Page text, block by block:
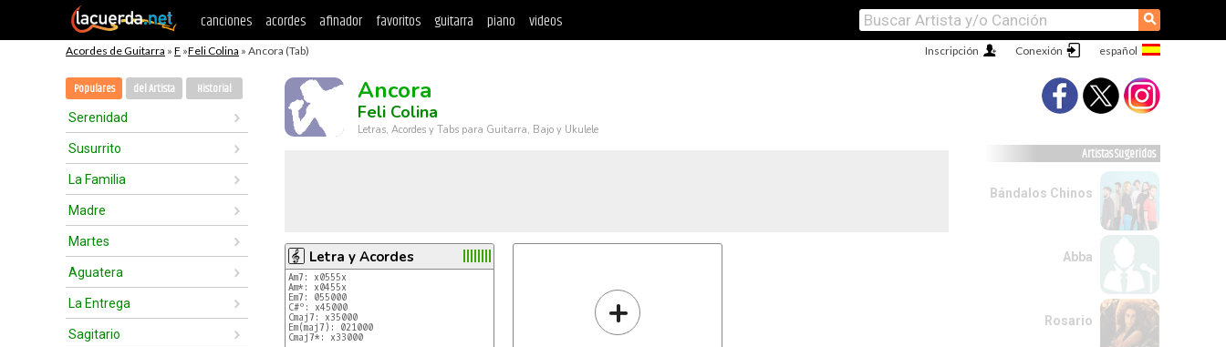
canciones acordes afinador favoritos guitarra piano videos ⚲
Acordes de Guitarra » F »Feli Colina » Ancora (Tab) Conexión
Inscripción
Populares del Artista Historial
Serenidad
Susurrito
La Familia
Madre
Martes
Aguatera
La Entrega
Sagitario
Ancora
Feli Colina
Letras, Acordes y Tabs para Guitarra, Bajo y Ukulele
Letra y Acordes
Am7: x0555x
Am*: x0455x
Em7: 055000
C#º: x45000
Cmaj7: x35000
Em(maj7): 021000
Cmaj7*: x33000
+
Artistas Sugeridos
Bándalos Chinos
Abba
Rosario